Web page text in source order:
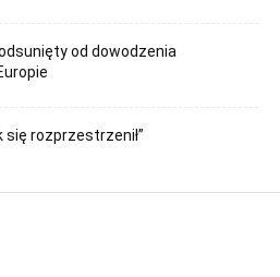
od dowodzenia
się rozprzestrzenił”